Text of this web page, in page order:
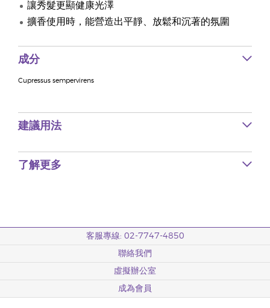
讓秀髮更顯健康光澤
擴香使用時，能營造出平靜、放鬆和沉著的氛圍
成分
Cupressus sempervirens
建議用法
了解更多
客服專線: 02-7747-4850
聯絡我們
虛擬辦公室
成為會員